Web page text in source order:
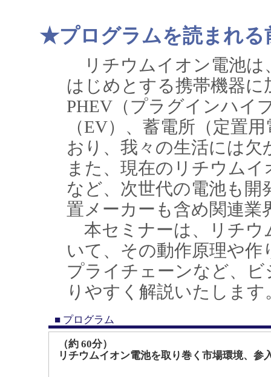
★プログラムを読まれ
リチウムイオン電池は
はじめとする携帯機器
PHEV（プラグインハイ
（EV）、蓄電所（定置
おり、我々の生活には
また、現在のリチウム
など、次世代の電池も開
置メーカーも含め関連
本セミナーは、リチウ
いて、その動作原理や作
プライチェーンなど、
りやすく解説いたします
■ プログラム
（約 60分）
リチウムイオン電池を取り巻く市場環境、参